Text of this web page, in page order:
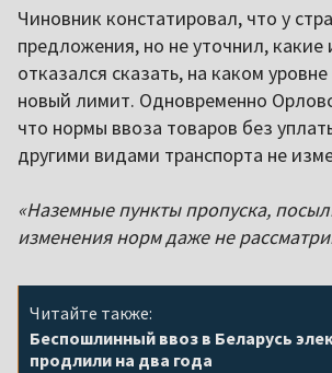
Чиновник констатировал, что у
предложения, но не уточнил, какие
отказался сказать, на каком
новый лимит. Одновременно
что нормы ввоза товаров без
другими видами транспорта не
«Наземные пункты пропуска,
изменения норм даже не
Читайте также:
Беспошлинный ввоз в Беларусь
продлили на два года